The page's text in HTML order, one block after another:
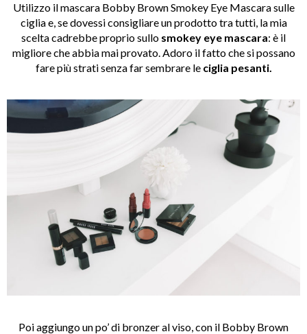
Utilizzo il mascara Bobby Brown Smokey Eye Mascara sulle
ciglia e, se dovessi consigliare un prodotto tra tutti, la mia
scelta cadrebbe proprio sullo smokey eye mascara: è il
migliore che abbia mai provato. Adoro il fatto che si possano
fare più strati senza far sembrare le ciglia pesanti.
Poi aggiungo un po’ di bronzer al viso, con il Bobby Brown